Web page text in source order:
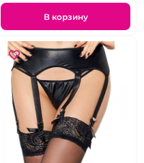
В корзину